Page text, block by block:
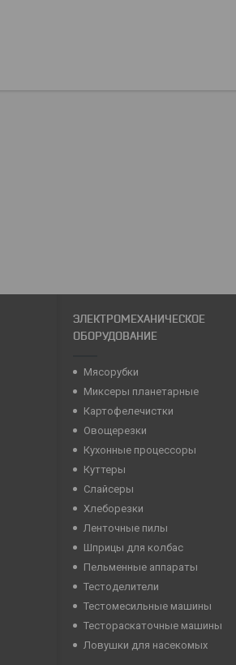
ЭЛЕКТРОМЕХАНИЧЕСКОЕ
ОБОРУДОВАНИЕ
Мясорубки
Миксеры планетарные
Картофелечистки
Овощерезки
Кухонные процессоры
Куттеры
Слайсеры
Хлеборезки
Ленточные пилы
Шприцы для колбас
Пельменные аппараты
Тестоделители
Тестомесильные машины
Тестораскаточные машины
Ловушки для насекомых